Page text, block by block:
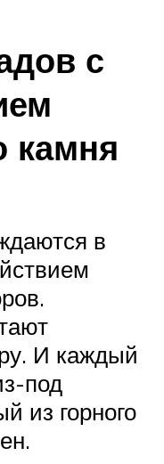
с
камня
в
И каждый
под
из горного